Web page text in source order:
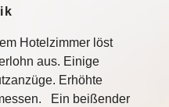
Hotelzimmer löst
aus. Einige
Erhöhte
Ein beißender